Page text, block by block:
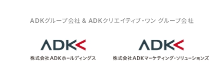
ADKグループ会社 & ADKクリエイティブ・ワン グループ会社